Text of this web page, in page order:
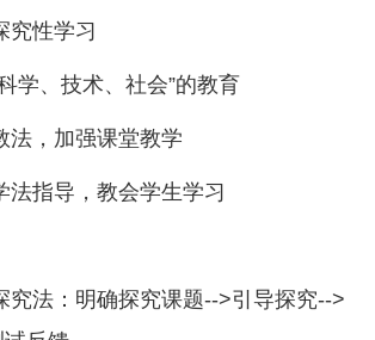
究性学习
学、技术、社会”的教育
法，加强课堂教学
法指导，教会学生学习
究法：明确探究课题-->引导探究-->